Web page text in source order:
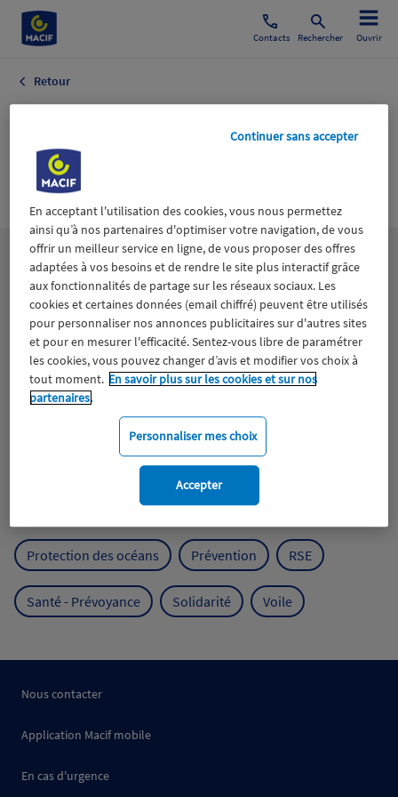
Contacts Rechercher Ouvrir
Retour
Agenda Bons
Plans
Lesthématiques
Aidants Catastrophes naturelles Climat
Engagement Epargne ESS
Expérience clients Fondation Macif
Mutualisme
Protection de l'environnement
Protection des océans Prévention RSE
Santé - Prévoyance Solidarité Voile
Nous contacter
Application Macif mobile
En cas d'urgence
En acceptant l'utilisation des cookies, vous nous permettez
ainsi qu’à nos partenaires d'optimiser votre navigation, de vous
offrir un meilleur service en ligne, de vous proposer des offres
adaptées à vos besoins et de rendre le site plus interactif grâce
aux fonctionnalités de partage sur les réseaux sociaux. Les
cookies et certaines données (email chiffré) peuvent être utilisés
pour personnaliser nos annonces publicitaires sur d'autres sites
et pour en mesurer l'efficacité. Sentez-vous libre de paramétrer
les cookies, vous pouvez changer d’avis et modifier vos choix à
tout moment. En savoir plus sur les cookies et sur nos
partenaires.
Personnaliser mes choix
Continuer sans accepter
Accepter